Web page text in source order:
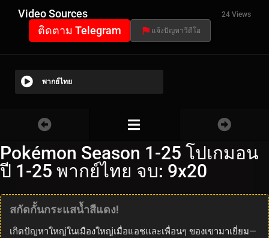
Video Sources 24 Views
ติดตาม Telegram แจ้งปัญหาวีดีโอ
พากย์ไทย
Pokémon Season 1-25 โปเกมอน
ปี 1-25 พากย์ไทย จบ: 9x20
สกัดกั้นกระแสน้ำสีแดง!
เกิดปัญหาใหญ่ในเมืองใหญ่เมื่อแอชและเพื่อนๆ ของเขามาเยี่ยม—